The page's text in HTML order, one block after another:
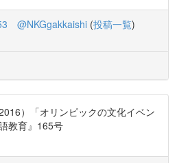
@NKGgakkaishi (投稿一覧)
）「オリンピックの文化イベン
教育』165号